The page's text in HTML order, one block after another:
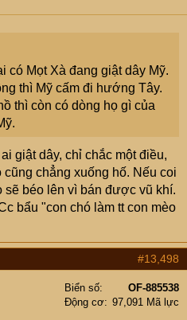
có Mọt Xà đang giật dây Mỹ.
thì Mỹ cấm đi hướng Tây.
thì còn có dòng họ gì của
giật dây, chỉ chắc một điều,
chẳng xuống hố. Nếu coi
sẽ béo lên vì bán được vũ khí.
bẩu "con chó làm tt con mèo
#13,498
Biển số
OF-885538
Động cơ
97,091 Mã lực